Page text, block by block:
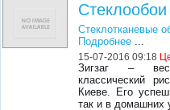
Стеклообои
Стеклотканевые
Подробнее ...
15-07-2016 09:18
Зигзаг –
классический
Киеве. Его
так и в домашних